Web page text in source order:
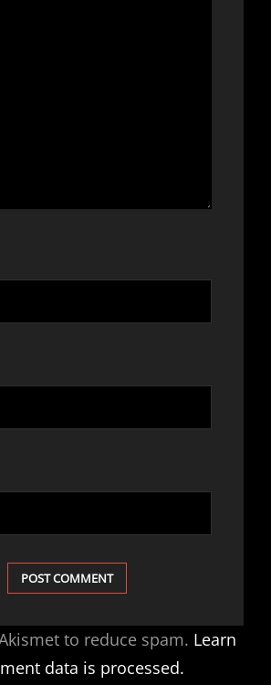
to reduce spam. Learn
data is processed.